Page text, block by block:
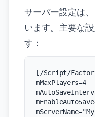
サーバー設定は
います。主要な
す：
[/Script/
mMaxPlayers=4